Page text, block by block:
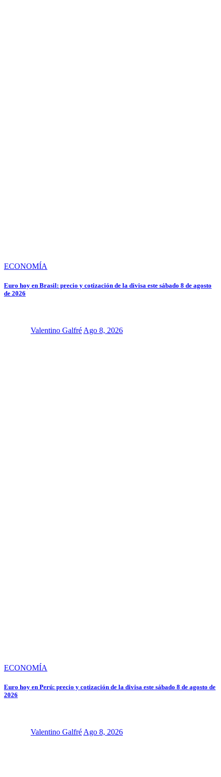
ECONOMÍA
Euro hoy en Brasil: precio y cotización de la divisa este sábado 8 de agosto
de 2026
Valentino Galfré Ago 8, 2026
ECONOMÍA
Euro hoy en Perú: precio y cotización de la divisa este sábado 8 de agosto de
2026
Valentino GalfréAgo 8, 2026